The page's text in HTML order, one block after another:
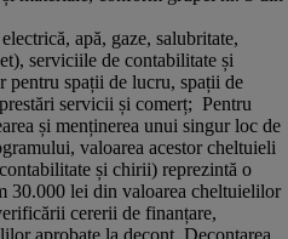
apă, gaze, salubritate,
serviciile de contabilitate și
spații de lucru, spații de
servicii și comerț; Pentru
și menținerea unui singur loc de
valoarea acestor cheltuieli
și chirii) reprezintă o
30.000 lei din valoarea cheltuielilor
cererii de finanțare,
aprobate la decont. Decontarea